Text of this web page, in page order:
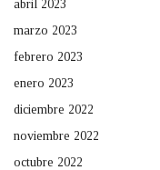
abril 2023
marzo 2023
febrero 2023
enero 2023
diciembre 2022
noviembre 2022
octubre 2022